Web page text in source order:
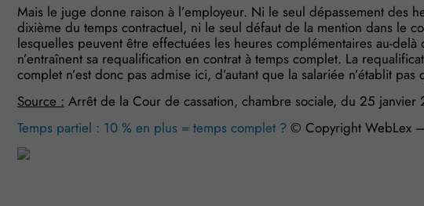
Mais le juge donne raison à l’employeur. Ni le seul dépassement des
dixième du temps contractuel, ni le seul défaut de la mention dans le
lesquelles peuvent être effectuées les heures complémentaires au-
n’entraînent sa requalification en contrat à temps complet. La
complet n’est donc pas admise ici, d’autant que la salariée n’établit
Source : Arrêt de la Cour de cassation, chambre sociale, du 25 janvier
Temps partiel : 10 % en plus = temps complet ? © Copyright WebLex